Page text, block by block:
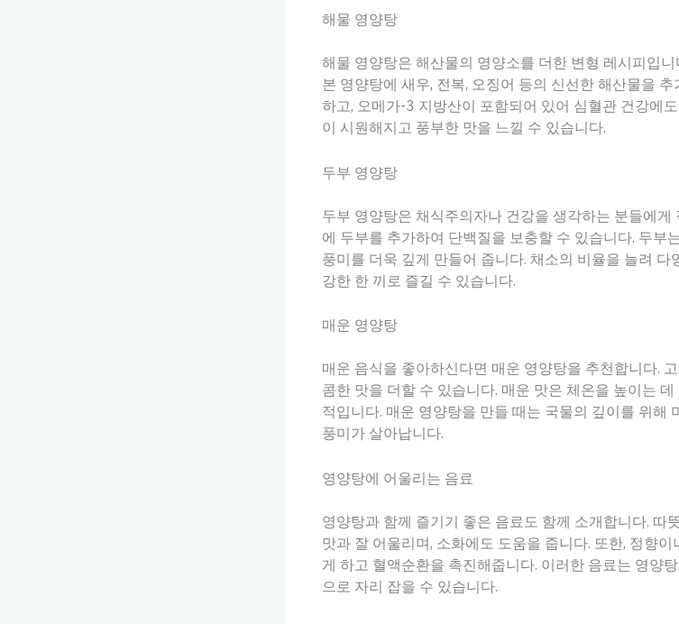
해물 영양탕
해물 영양탕은 해산물의 영양소를 더한 변형 레시피입
본 영양탕에 새우, 전복, 오징어 등의 신선한 해산물을
하고, 오메가-3 지방산이 포함되어 있어 심혈관 건강에
이 시원해지고 풍부한 맛을 느낄 수 있습니다.
두부 영양탕
두부 영양탕은 채식주의자나 건강을 생각하는 분들에게
에 두부를 추가하여 단백질을 보충할 수 있습니다. 두부
풍미를 더욱 깊게 만들어 줍니다. 채소의 비율을 늘려 다
강한 한 끼로 즐길 수 있습니다.
매운 영양탕
매운 음식을 좋아하신다면 매운 영양탕을 추천합니다.
콤한 맛을 더할 수 있습니다. 매운 맛은 체온을 높이는
적입니다. 매운 영양탕을 만들 때는 국물의 깊이를 위해
풍미가 살아납니다.
영양탕에 어울리는 음료
영양탕과 함께 즐기기 좋은 음료도 함께 소개합니다. 따
맛과 잘 어울리며, 소화에도 도움을 줍니다. 또한, 정향
게 하고 혈액순환을 촉진해줍니다. 이러한 음료는 영양
으로 자리 잡을 수 있습니다.